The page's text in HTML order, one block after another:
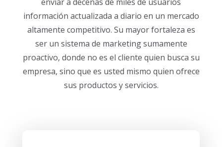
información actualizada a diario en un mercado
altamente competitivo. Su mayor fortaleza es
ser un sistema de marketing sumamente
proactivo, donde no es el cliente quien busca su
empresa, sino que es usted mismo quien ofrece
sus productos y servicios.